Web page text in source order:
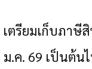
ตรียมเก็บภาษี
.ค. 69 เป็นต้น